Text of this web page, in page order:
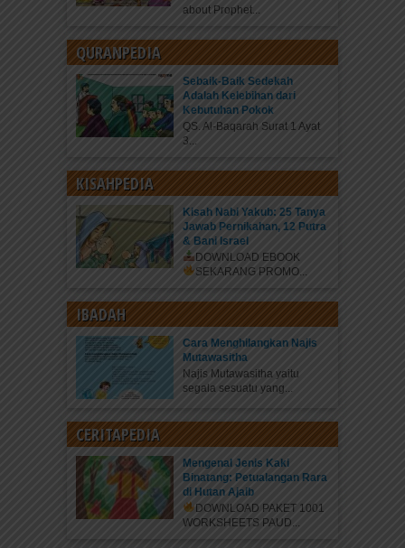
about Prophet...
QURANPEDIA
Sebaik-Baik Sedekah
Adalah Kelebihan dari
Kebutuhan Pokok
QS. Al-Baqarah Surat 1 Ayat
3...
KISAHPEDIA
Kisah Nabi Yakub: 25 Tanya
Jawab Pernikahan, 12 Putra
& Bani Israel
DOWNLOAD EBOOK
SEKARANG PROMO...
IBADAH
Cara Menghilangkan Najis
Mutawasitha
Najis Mutawasitha yaitu
segala sesuatu yang...
CERITAPEDIA
Mengenal Jenis Kaki
Binatang: Petualangan Rara
di Hutan Ajaib
DOWNLOAD PAKET 1001
WORKSHEETS PAUD...